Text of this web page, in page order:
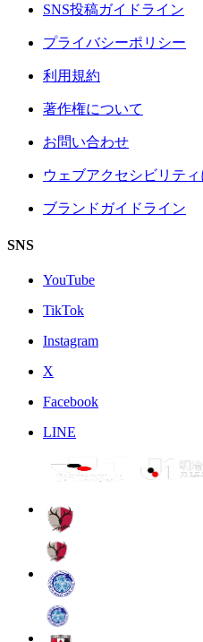
SNS投稿ガイドライン
プライバシーポリシー
利用規約
著作権について
お問い合わせ
ウェブアクセシビリテ
ブランドガイドライン
SNS
YouTube
TikTok
Instagram
X
Facebook
LINE